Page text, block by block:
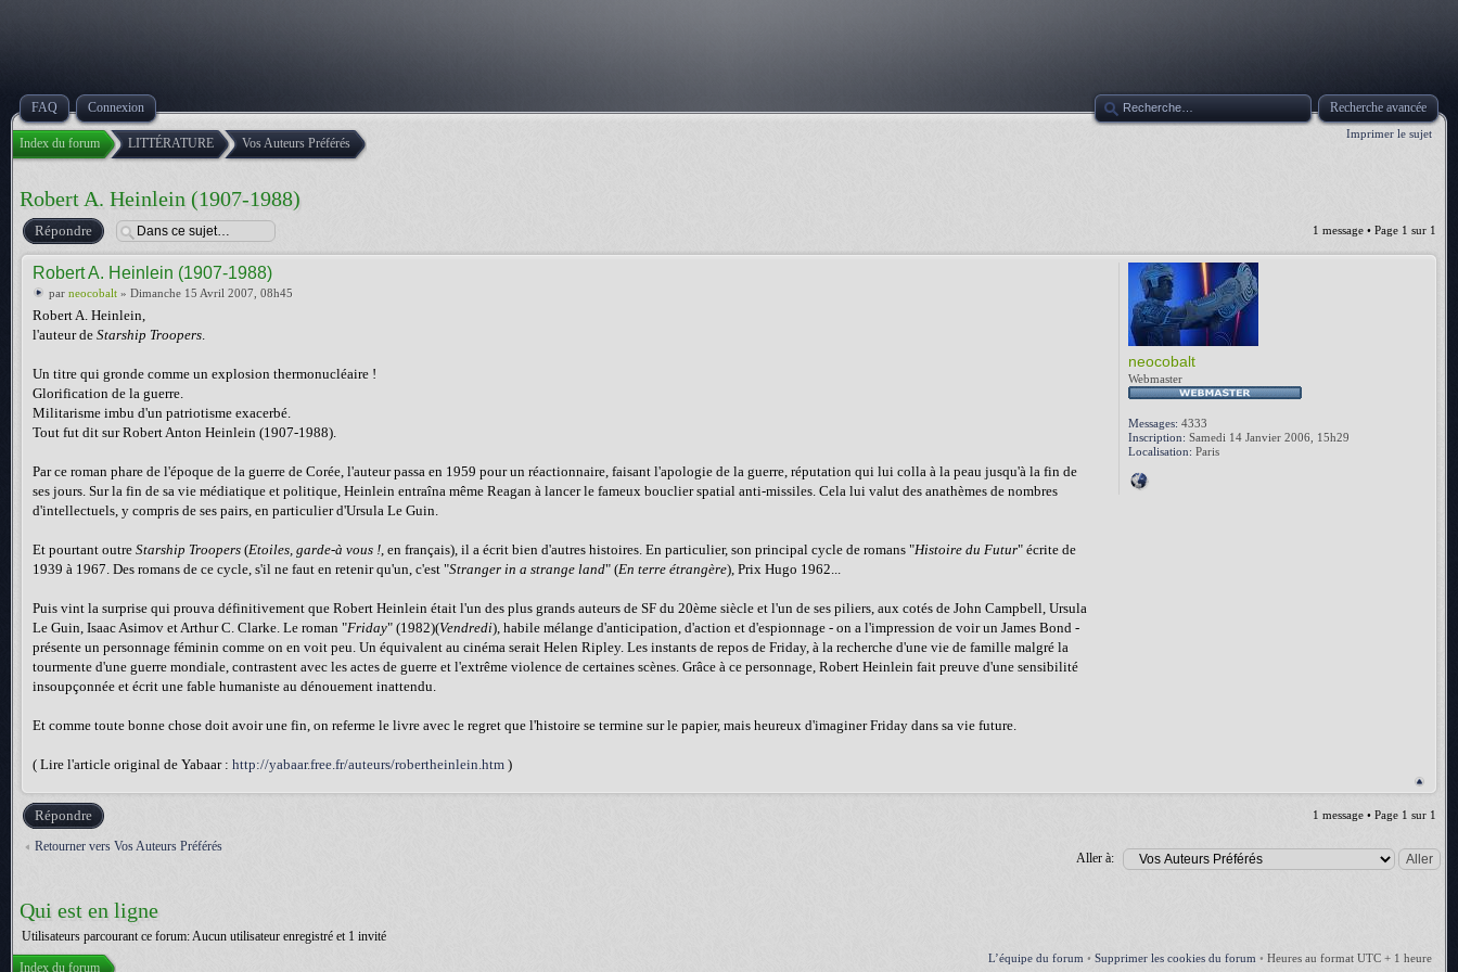
FAQ Connexion Recherche avancée
Imprimer le sujet
Index du forum LITTÉRATURE Vos Auteurs Préférés
Robert A. Heinlein (1907-1988)
Répondre 1 message • Page 1 sur 1
Robert A. Heinlein (1907-1988)
par neocobalt » Dimanche 15 Avril 2007, 08h45
Robert A. Heinlein,
l'auteur de Starship Troopers.
Un titre qui gronde comme un explosion thermonucléaire !
Glorification de la guerre.
Militarisme imbu d'un patriotisme exacerbé.
Tout fut dit sur Robert Anton Heinlein (1907-1988).
Par ce roman phare de l'époque de la guerre de Corée, l'auteur passa en 1959 pour un réactionnaire, faisant l'apologie de la guerre, réputation qui lui colla à la peau jusqu'à la fin de
ses jours. Sur la fin de sa vie médiatique et politique, Heinlein entraîna même Reagan à lancer le fameux bouclier spatial anti-missiles. Cela lui valut des anathèmes de nombres
d'intellectuels, y compris de ses pairs, en particulier d'Ursula Le Guin.
Et pourtant outre Starship Troopers (Etoiles, garde-à vous !, en français), il a écrit bien d'autres histoires. En particulier, son principal cycle de romans "Histoire du Futur" écrite de
1939 à 1967. Des romans de ce cycle, s'il ne faut en retenir qu'un, c'est "Stranger in a strange land" (En terre étrangère), Prix Hugo 1962...
Puis vint la surprise qui prouva définitivement que Robert Heinlein était l'un des plus grands auteurs de SF du 20ème siècle et l'un de ses piliers, aux cotés de John Campbell, Ursula
Le Guin, Isaac Asimov et Arthur C. Clarke. Le roman "Friday" (1982)(Vendredi), habile mélange d'anticipation, d'action et d'espionnage - on a l'impression de voir un James Bond -
présente un personnage féminin comme on en voit peu. Un équivalent au cinéma serait Helen Ripley. Les instants de repos de Friday, à la recherche d'une vie de famille malgré la
tourmente d'une guerre mondiale, contrastent avec les actes de guerre et l'extrême violence de certaines scènes. Grâce à ce personnage, Robert Heinlein fait preuve d'une sensibilité
insoupçonnée et écrit une fable humaniste au dénouement inattendu.
Et comme toute bonne chose doit avoir une fin, on referme le livre avec le regret que l'histoire se termine sur le papier, mais heureux d'imaginer Friday dans sa vie future.
( Lire l'article original de Yabaar : http://yabaar.free.fr/auteurs/robertheinlein.htm )
neocobalt
Webmaster
Messages: 4333
Inscription: Samedi 14 Janvier 2006, 15h29
Localisation: Paris
Répondre 1 message • Page 1 sur 1
Retourner vers Vos Auteurs Préférés
Aller à:
Qui est en ligne
Utilisateurs parcourant ce forum: Aucun utilisateur enregistré et 1 invité
L’équipe du forum • Supprimer les cookies du forum • Heures au format UTC + 1 heure
Index du forum